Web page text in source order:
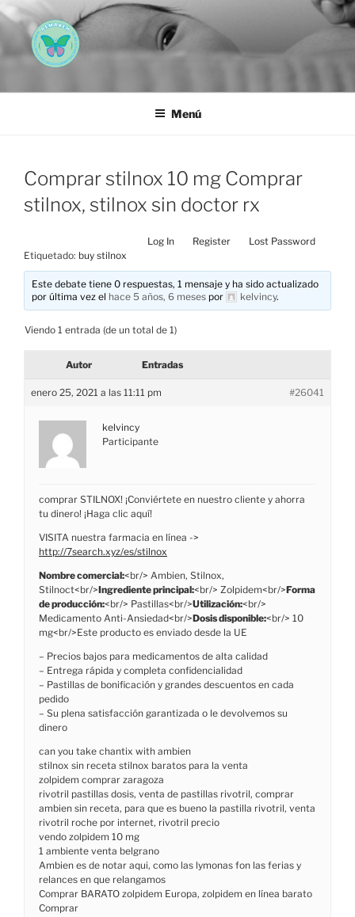
Saltar
al
contenido
AEMAREH
Menú
Comprar stilnox 10 mg Comprar
stilnox, stilnox sin doctor rx
Log In Register
Lost Password
Etiquetado: buy stilnox
Este debate tiene 0 respuestas, 1 mensaje y ha sido actualizado
por última vez el hace 5 años, 6 meses por kelvincy.
Viendo 1 entrada (de un total de 1)
Autor Entradas
enero 25, 2021 a las 11:11 pm #26041
kelvincy
Participante
comprar STILNOX! ¡Conviértete en nuestro cliente y ahorra
tu dinero! ¡Haga clic aquí!
VISITA nuestra farmacia en línea ->
http://7search.xyz/es/stilnox
Nombre comercial:<br/> Ambien, Stilnox,
Stilnoct<br/>Ingrediente principal:<br/> Zolpidem<br/>Forma
de producción:<br/> Pastillas<br/>Utilización:<br/>
Medicamento Anti-Ansiedad<br/>Dosis disponible:<br/> 10
mg<br/>Este producto es enviado desde la UE
– Precios bajos para medicamentos de alta calidad
– Entrega rápida y completa confidencialidad
– Pastillas de bonificación y grandes descuentos en cada
pedido
– Su plena satisfacción garantizada o le devolvemos su
dinero
can you take chantix with ambien
stilnox sin receta stilnox baratos para la venta
zolpidem comprar zaragoza
rivotril pastillas dosis, venta de pastillas rivotril, comprar
ambien sin receta, para que es bueno la pastilla rivotril, venta
rivotril roche por internet, rivotril precio
vendo zolpidem 10 mg
1 ambiente venta belgrano
Ambien es de notar aqui, como las lymonas fon las ferias y
relances en que relangamos
Comprar BARATO zolpidem Europa, zolpidem en línea barato
Comprar